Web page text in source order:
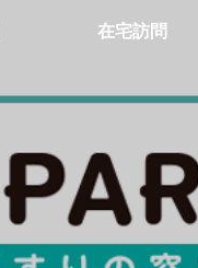
在宅訪問